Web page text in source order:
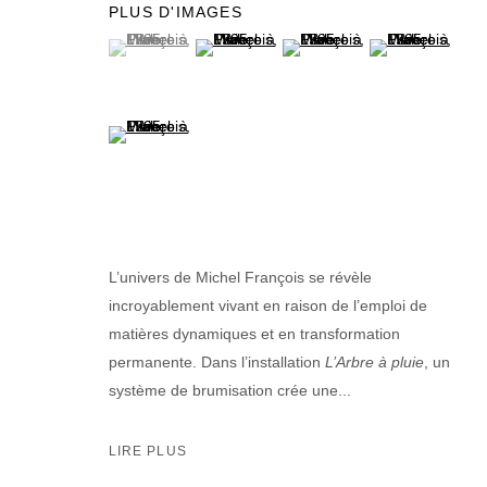
PLUS D'IMAGES
(View a larger image of thumbnail 1 )
, currently selected.
, currently selected.
, currently selected.(View a larger image of thumbnail 2 )
(View a larger image of
(View a larger
(View a larger image of thumbnail 5 )
L’univers de Michel François se révèle
incroyablement vivant en raison de l’emploi de
matières dynamiques et en transformation
permanente. Dans l’installation L’Arbre à pluie , un
système de brumisation crée une...
LIRE PLUS